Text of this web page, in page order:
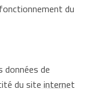
du
données de
du site internet